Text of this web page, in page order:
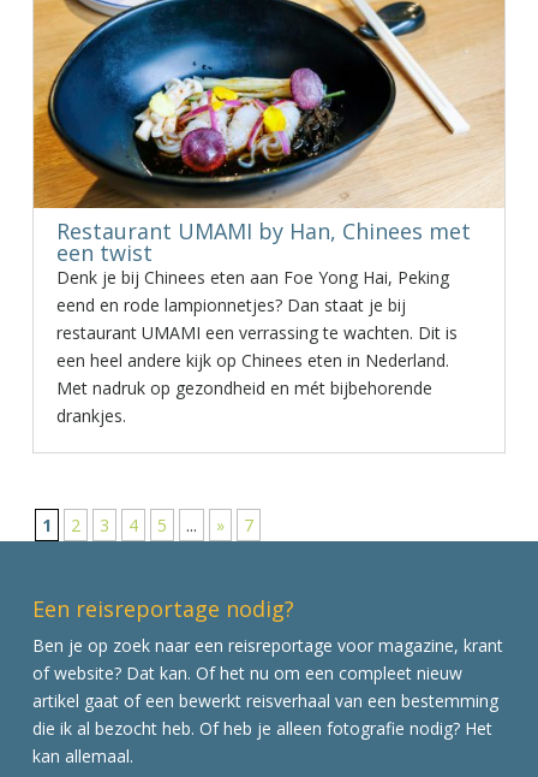
Restaurant UMAMI by Han, Chinees met
een twist
Denk je bij Chinees eten aan Foe Yong Hai, Peking
eend en rode lampionnetjes? Dan staat je bij
restaurant UMAMI een verrassing te wachten. Dit is
een heel andere kijk op Chinees eten in Nederland.
Met nadruk op gezondheid en mét bijbehorende
drankjes.
1 2 3 4 5 ... » 7
Een reisreportage nodig?
Ben je op zoek naar een reisreportage voor magazine, krant
of website? Dat kan. Of het nu om een compleet nieuw
artikel gaat of een bewerkt reisverhaal van een bestemming
die ik al bezocht heb. Of heb je alleen fotografie nodig? Het
kan allemaal.